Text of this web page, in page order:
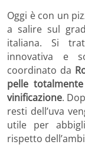
Oggi è con un
a salire sul
italiana. Si
innovativa e
coordinato da
pelle
vinificazione.
resti dell’uva
utile per
rispetto